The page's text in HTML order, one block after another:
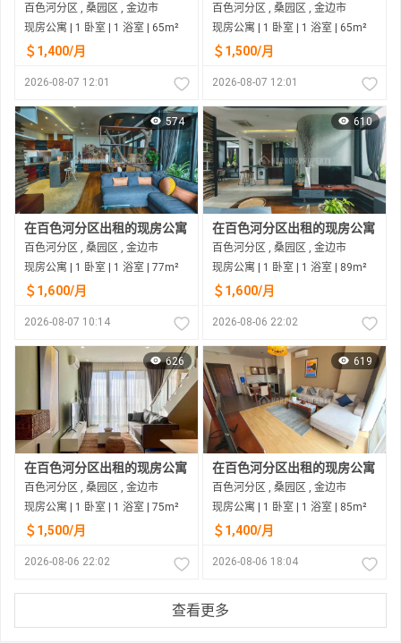
百色河分区 , 桑园区 , 金边市
现房公寓 | 1 卧室 | 1 浴室 | 65m²
＄1,400/月
2026-08-07 12:01
百色河分区 , 桑园区 , 金边市
现房公寓 | 1 卧室 | 1 浴室 | 65m²
＄1,500/月
2026-08-07 12:01
574
在百色河分区出租的现房公寓
百色河分区 , 桑园区 , 金边市
现房公寓 | 1 卧室 | 1 浴室 | 77m²
＄1,600/月
2026-08-07 10:14
610
在百色河分区出租的现房公寓
百色河分区 , 桑园区 , 金边市
现房公寓 | 1 卧室 | 1 浴室 | 89m²
＄1,600/月
2026-08-06 22:02
626
在百色河分区出租的现房公寓
百色河分区 , 桑园区 , 金边市
现房公寓 | 1 卧室 | 1 浴室 | 75m²
＄1,500/月
2026-08-06 22:02
619
在百色河分区出租的现房公寓
百色河分区 , 桑园区 , 金边市
现房公寓 | 1 卧室 | 1 浴室 | 85m²
＄1,400/月
2026-08-06 18:04
查看更多